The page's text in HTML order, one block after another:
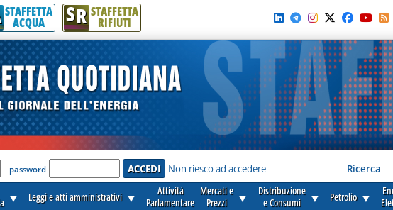
la notizia.
STAFFETTA
ACQUA SR STAFFETTA
RIFIUTI
accedere'
password Non riesco ad accedere Ricerca
▼ Leggi e atti amministrativi ▼
Attività
Parlamentare
Mercati e
Prezzi
▼
Distribuzione
e Consumi
▼ Petrolio ▼